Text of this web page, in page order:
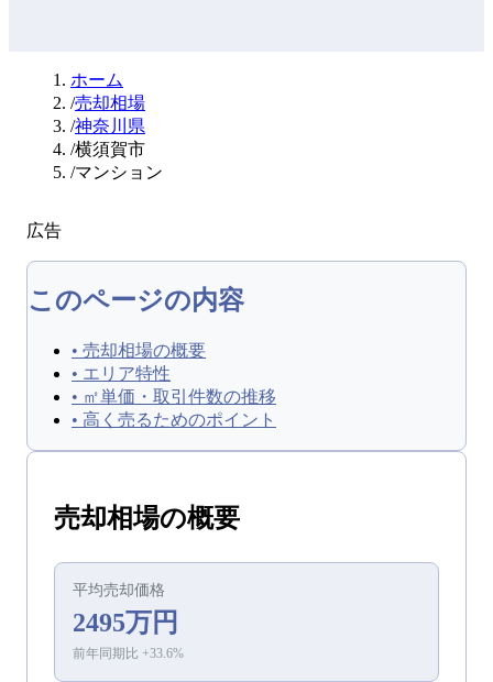
ホーム
/売却相場
/神奈川県
/横須賀市
/マンション
広告
このページの内容
• 売却相場の概要
• エリア特性
• ㎡単価・取引件数の推移
• 高く売るためのポイント
売却相場の概要
平均売却価格
2495万円
前年同期比 +33.6%